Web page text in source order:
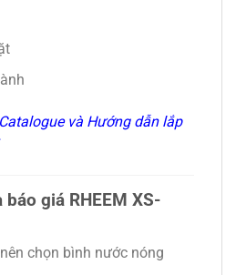
Catalogue và Hướng dẫn lắp
giá RHEEM XS-
chọn bình nước nóng